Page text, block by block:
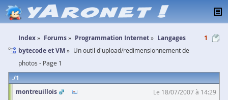
Index Forums Programmation Internet
Langages
bytecode et VM
Un outil d'upload/redimensionnement de
photos - Page 1
1
1
montreuillois
Le 18/07/2007 à 14:29